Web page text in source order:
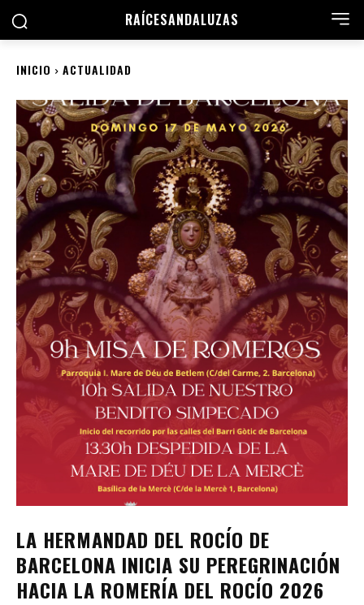
RAÍCESANDALUZAS
INICIO ACTUALIDAD
LA HERMANDAD DEL ROCÍO DE
BARCELONA INICIA SU PEREGRINACIÓN
HACIA LA ROMERÍA DEL ROCÍO 2026